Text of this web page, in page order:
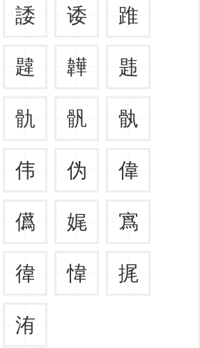
諉 诿 踓
韙 韡 韪
骩 骪 骫
伟 伪 偉
儰 娓 寪
徫 愇 捤
洧